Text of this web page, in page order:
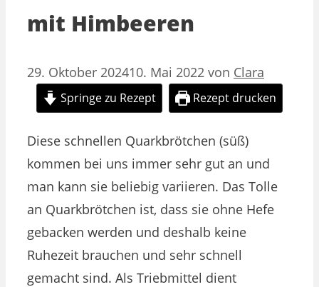
mit Himbeeren
29. Oktober 202410. Mai 2022 von Clara
Springe zu Rezept Rezept drucken
Diese schnellen Quarkbrötchen (süß)
kommen bei uns immer sehr gut an und
man kann sie beliebig variieren. Das Tolle
an Quarkbrötchen ist, dass sie ohne Hefe
gebacken werden und deshalb keine
Ruhezeit brauchen und sehr schnell
gemacht sind. Als Triebmittel dient